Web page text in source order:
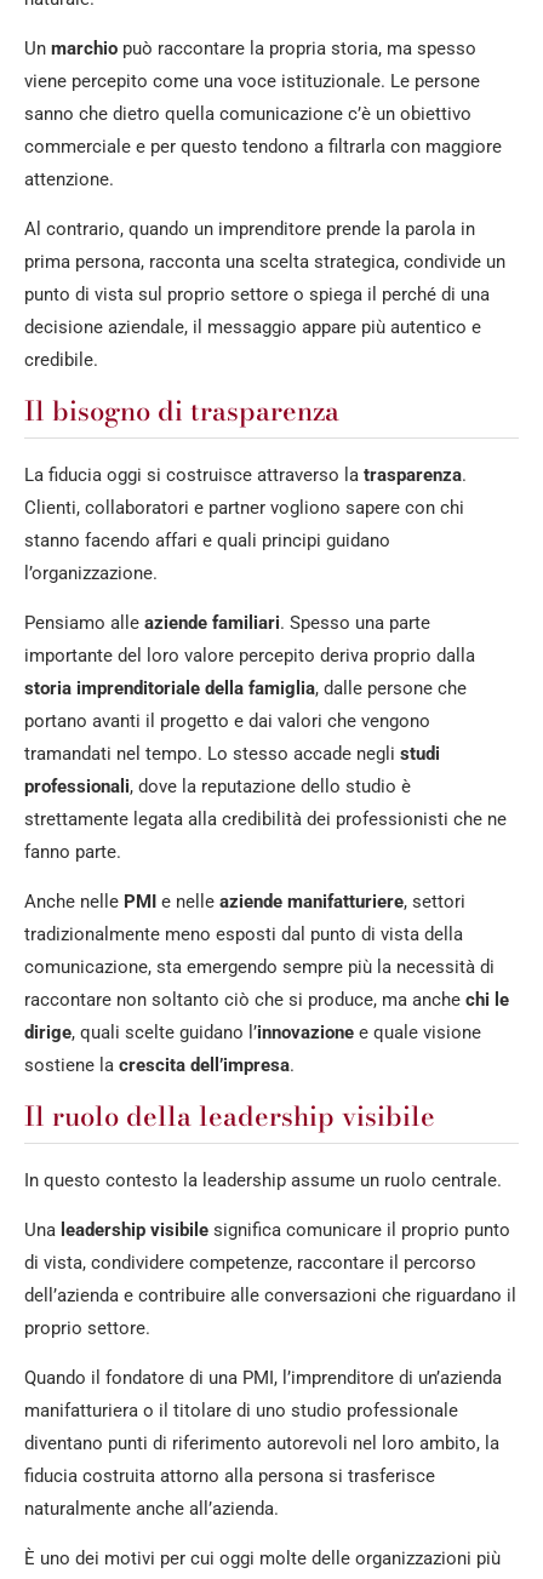
Un marchio può raccontare la propria storia, ma spesso
viene percepito come una voce istituzionale. Le persone
sanno che dietro quella comunicazione c’è un obiettivo
commerciale e per questo tendono a filtrarla con maggiore
attenzione.
Al contrario, quando un imprenditore prende la parola in
prima persona, racconta una scelta strategica, condivide un
punto di vista sul proprio settore o spiega il perché di una
decisione aziendale, il messaggio appare più autentico e
credibile.
Il bisogno di trasparenza
La fiducia oggi si costruisce attraverso la trasparenza.
Clienti, collaboratori e partner vogliono sapere con chi
stanno facendo affari e quali principi guidano
l’organizzazione.
Pensiamo alle aziende familiari. Spesso una parte
importante del loro valore percepito deriva proprio dalla
storia imprenditoriale della famiglia, dalle persone che
portano avanti il progetto e dai valori che vengono
tramandati nel tempo. Lo stesso accade negli studi
professionali, dove la reputazione dello studio è
strettamente legata alla credibilità dei professionisti che ne
fanno parte.
Anche nelle PMI e nelle aziende manifatturiere, settori
tradizionalmente meno esposti dal punto di vista della
comunicazione, sta emergendo sempre più la necessità di
raccontare non soltanto ciò che si produce, ma anche chi le
dirige, quali scelte guidano l’innovazione e quale visione
sostiene la crescita dell’impresa.
Il ruolo della leadership visibile
In questo contesto la leadership assume un ruolo centrale.
Una leadership visibile significa comunicare il proprio punto
di vista, condividere competenze, raccontare il percorso
dell’azienda e contribuire alle conversazioni che riguardano il
proprio settore.
Quando il fondatore di una PMI, l’imprenditore di un’azienda
manifatturiera o il titolare di uno studio professionale
diventano punti di riferimento autorevoli nel loro ambito, la
fiducia costruita attorno alla persona si trasferisce
naturalmente anche all’azienda.
È uno dei motivi per cui oggi molte delle organizzazioni più